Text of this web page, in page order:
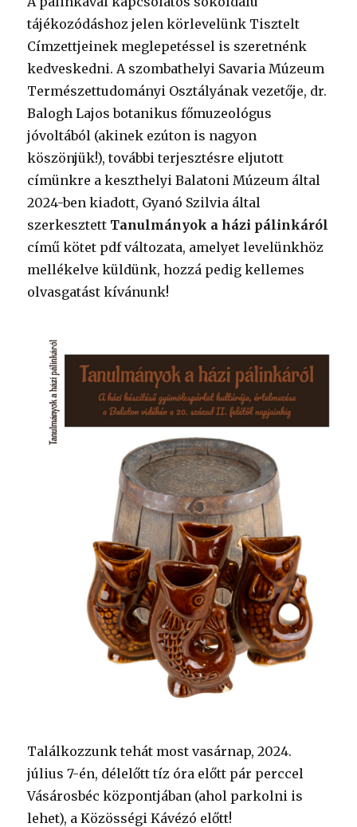
tájékozódáshoz jelen körlevelünk Tisztelt
Címzettjeinek meglepetéssel is szeretnénk
kedveskedni. A szombathelyi Savaria Múzeum
Természettudományi Osztályának vezetője, dr.
Balogh Lajos botanikus főmuzeológus
jóvoltából (akinek ezúton is nagyon
köszönjük!), további terjesztésre eljutott
címünkre a keszthelyi Balatoni Múzeum által
2024-ben kiadott, Gyanó Szilvia által
szerkesztett Tanulmányok a házi pálinkáról
című kötet pdf változata, amelyet levelünkhöz
mellékelve küldünk, hozzá pedig kellemes
olvasgatást kívánunk!
Találkozzunk tehát most vasárnap, 2024.
július 7-én, délelőtt tíz óra előtt pár perccel
Vásárosbéc központjában (ahol parkolni is
lehet), a Közösségi Kávézó előtt!